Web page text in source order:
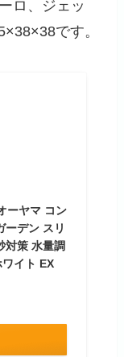
ロ、ジェッ
です。
ーヤマ コン
ーデン スリ
対策 水量調
イト EX